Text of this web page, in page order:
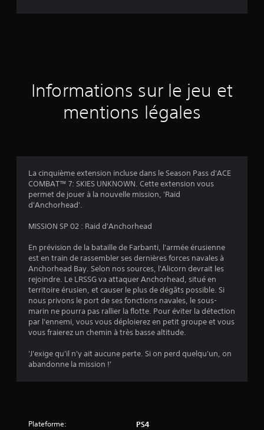
d
a
4
5
é
t
Informations sur le jeu et
mentions légales
La cinquième extension incluse dans le Season Pass d'ACE
COMBAT™ 7: SKIES UNKNOWN. Cette extension vous
permet de jouer à la nouvelle mission, 'Raid
d'Anchorhead'.
MISSION SP 02 : Raid d'Anchorhead
En prévision de la bataille de Farbanti, l'armée érusienne
est en train de rassembler ses dernières forces navales à
Anchorhead Bay. Selon nos sources, l'Alicorn devrait les
rejoindre. Le LRSSG va attaquer Anchorhead, situé en
territoire érusien, et causer le plus de dégâts possible. Si
nous privons le port de ses fonctions navales, le sous-
marin ne pourra pas rallier la flotte. Pour éviter la détection
par l'ennemi, vous vous déploierez en petit groupe et vous
vous fraierez un chemin à très basse altitude.
'J'exige qu'il n'y ait aucune perte. Si on perd quelqu'un, on
abandonne la mission !'
Plateforme: PS4